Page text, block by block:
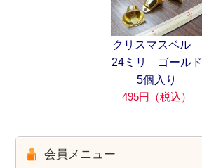
クリスマスベル
24ミリ ゴールド
5個入り
495円（税込）
会員メニュー